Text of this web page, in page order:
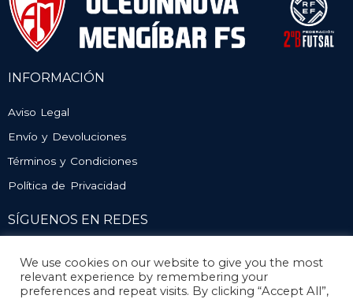
INFORMACIÓN
Aviso Legal
Envío y Devoluciones
Términos y Condiciones
Política de Privacidad
SÍGUENOS EN REDES
We use cookies on our website to give you the most
relevant experience by remembering your
preferences and repeat visits. By clicking “Accept All”,